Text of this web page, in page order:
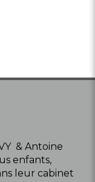
& Antoine
enfants,
leur cabinet